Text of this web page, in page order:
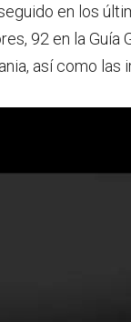
en los
92 en la Guía
así como